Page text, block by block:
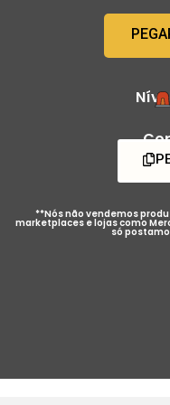
**Nós não vendemos
marketplaces e lojas como
só